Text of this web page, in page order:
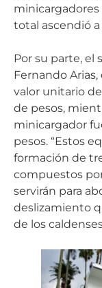
minicargadores
total ascendió
Por su parte, el
Fernando
valor unitario
de pesos,
minicargador
pesos. “Estos
formación de
compuestos
servirán para
deslizamiento
de los